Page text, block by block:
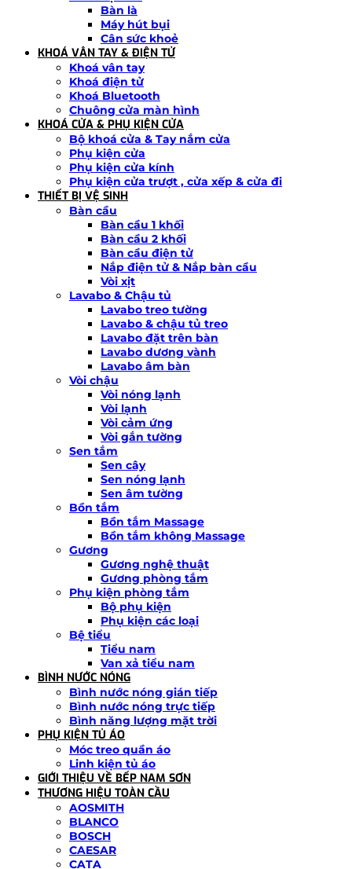
Bàn là
Máy hút bụi
Cân sức khoẻ
KHOÁ VÂN TAY & ĐIỆN TỬ
Khoá vân tay
Khoá điện tử
Khoá Bluetooth
Chuông cửa màn hình
KHOÁ CỬA & PHỤ KIỆN CỬA
Bộ khoá cửa & Tay nắm cửa
Phụ kiện cửa
Phụ kiện cửa kính
Phụ kiện cửa trượt , cửa xếp & cửa đi
THIẾT BỊ VỆ SINH
Bàn cầu
Bàn cầu 1 khối
Bàn cầu 2 khối
Bàn cầu điện tử
Nắp điện tử & Nắp bàn cầu
Vòi xịt
Lavabo & Chậu tủ
Lavabo treo tường
Lavabo & chậu tủ treo
Lavabo đặt trên bàn
Lavabo dương vành
Lavabo âm bàn
Vòi chậu
Vòi nóng lạnh
Vòi lạnh
Vòi cảm ứng
Vòi gắn tường
Sen tắm
Sen cây
Sen nóng lạnh
Sen âm tường
Bồn tắm
Bồn tắm Massage
Bồn tắm không Massage
Gương
Gương nghệ thuật
Gương phòng tắm
Phụ kiện phòng tắm
Bộ phụ kiện
Phụ kiện các loại
Bệ tiểu
Tiểu nam
Van xả tiểu nam
BÌNH NƯỚC NÓNG
Bình nước nóng gián tiếp
Bình nước nóng trực tiếp
Bình năng lượng mặt trời
PHỤ KIỆN TỦ ÁO
Móc treo quần áo
Linh kiện tủ áo
GIỚI THIỆU VỀ BẾP NAM SƠN
THƯƠNG HIỆU TOÀN CẦU
AOSMITH
BLANCO
BOSCH
CAESAR
CATA